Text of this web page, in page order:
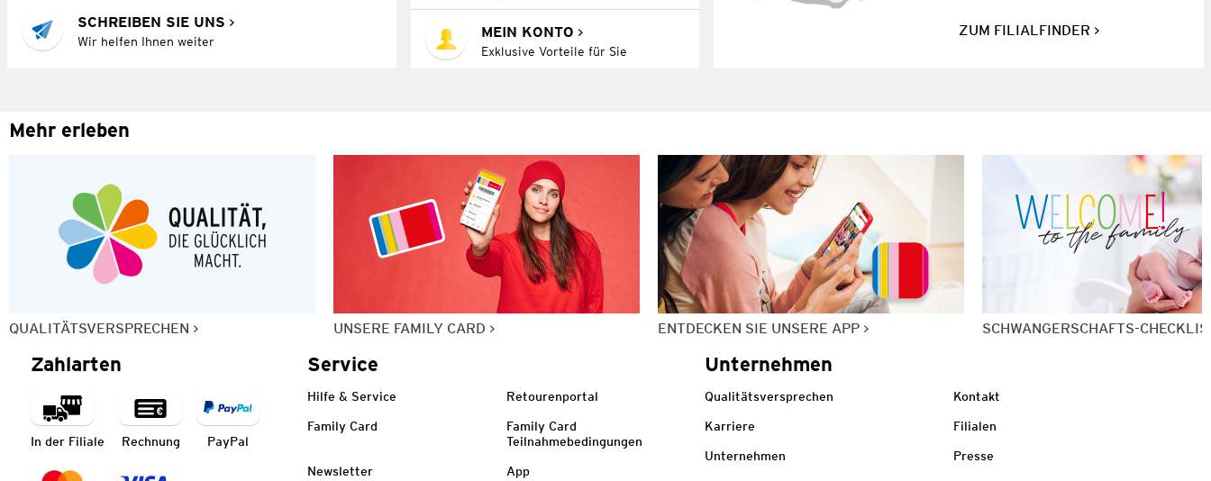
SCHREIBEN SIE UNS
Wir helfen Ihnen weiter
MEIN KONTO
Exklusive Vorteile für Sie
ZUM FILIALFINDER
Mehr erleben
QUALITÄTSVERSPRECHEN UNSERE FAMILY CARD ENTDECKEN SIE UNSERE APP SCHWANGERSCHAFTS-
Zahlarten
In der Filiale Rechnung PayPal
Service
Hilfe & Service Retourenportal
Family Card
Family Card
Teilnahmebedingungen
Newsletter App
Unternehmen
Qualitätsversprechen Kontakt
Karriere Filialen
Unternehmen Presse